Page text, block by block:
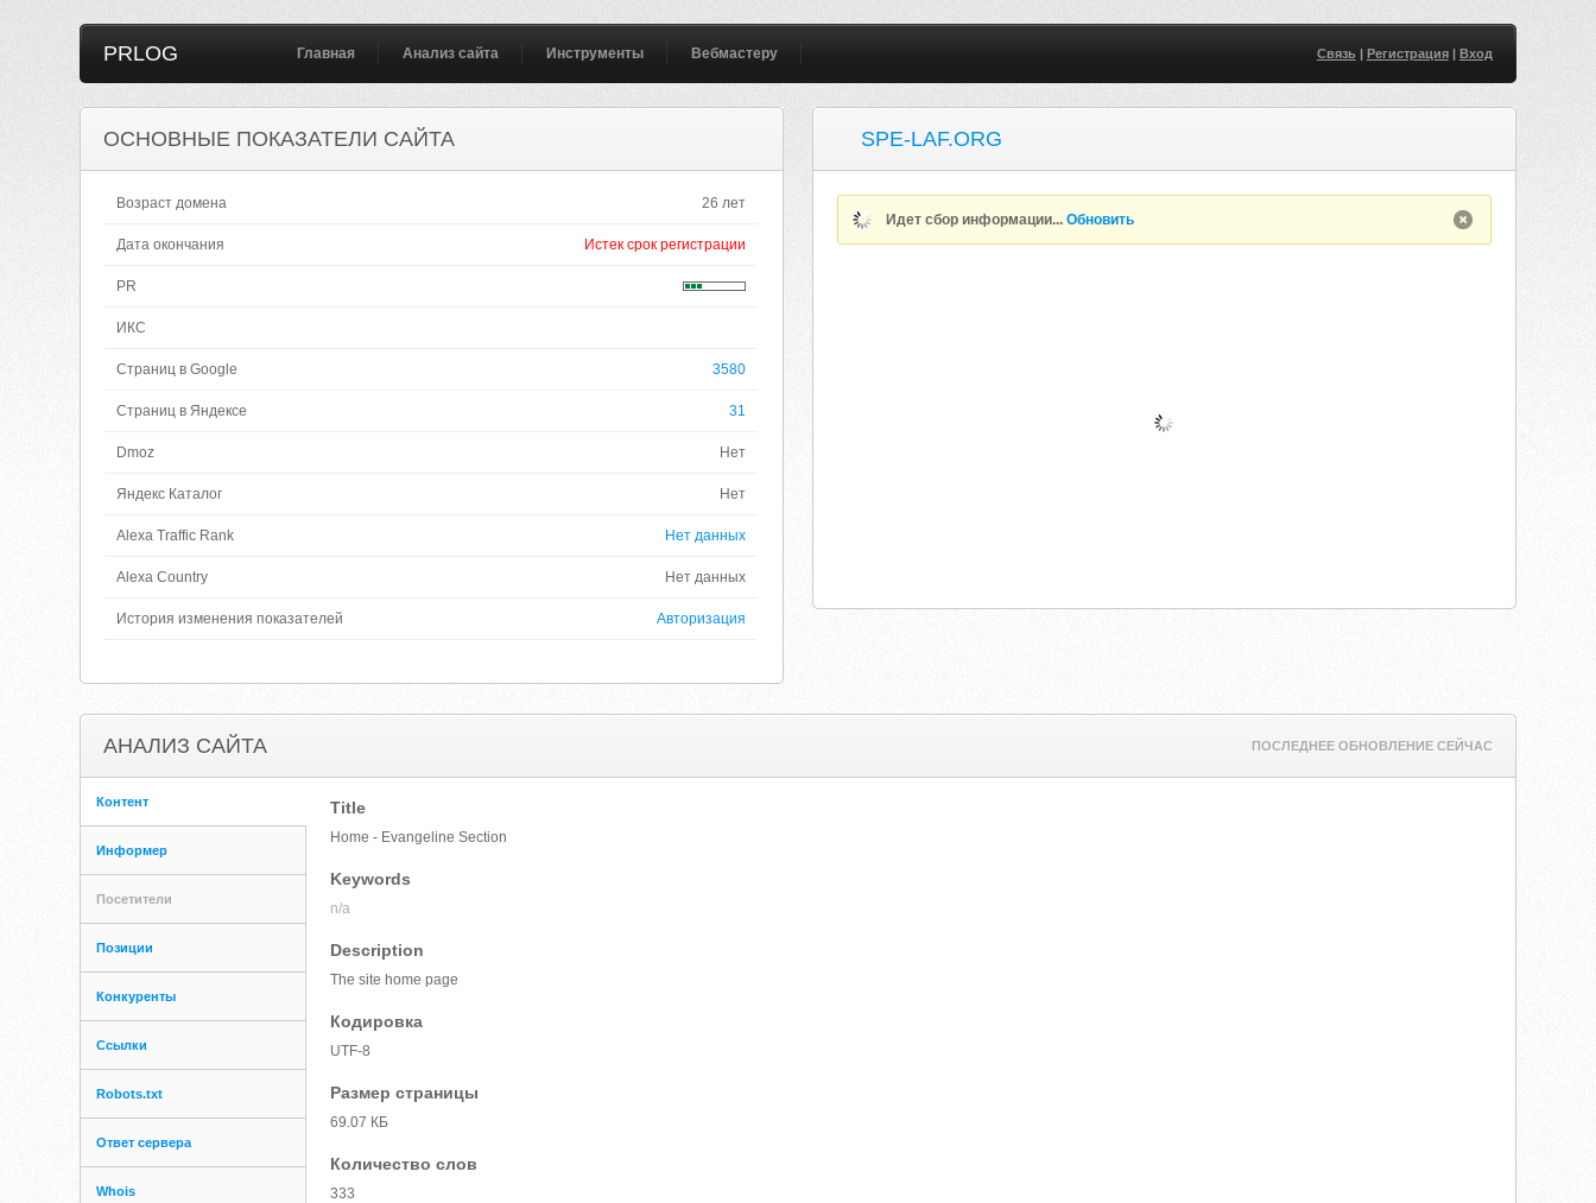
PRLOG Главная Анализ сайта Инструменты Вебмастеру Связь| Регистрация| Вход
ОСНОВНЫЕ ПОКАЗАТЕЛИ САЙТА
Возраст домена 26 лет
Дата окончания Истек срок регистрации
PR
ИКС
Страниц в Google 3580
Страниц в Яндексе 31
Dmoz Нет
Яндекс Каталог Нет
Alexa Traffic Rank Нет данных
Alexa Country Нет данных
История изменения показателей Авторизация
SPE-LAF.ORG
Идет сбор информации...Обновить
АНАЛИЗ САЙТА ПОСЛЕДНЕЕ ОБНОВЛЕНИЕ СЕЙЧАС
Контент
Информер
Посетители
Позиции
Конкуренты
Ссылки
Robots.txt
Ответ сервера
Whois
Title
Home - Evangeline Section
Keywords
n/a
Description
The site home page
Кодировка
UTF-8
Размер страницы
69.07 КБ
Количество слов
333